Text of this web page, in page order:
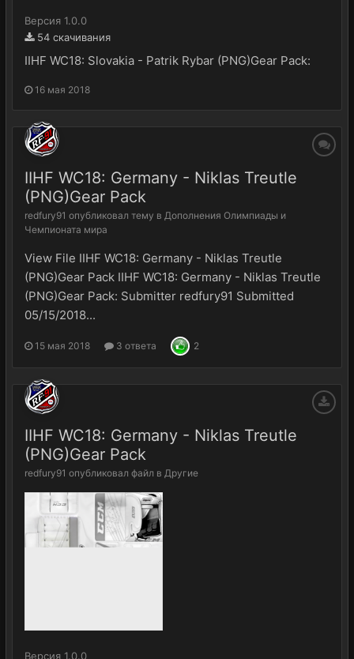
Версия 1.0.0
54 скачивания
IIHF WC18: Slovakia - Patrik Rybar (PNG)Gear Pack:
16 мая 2018
IIHF WC18: Germany - Niklas Treutle
(PNG)Gear Pack
redfury91 опубликовал тему в Дополнения Олимпиады и
Чемпионата мира
View File IIHF WC18: Germany - Niklas Treutle
(PNG)Gear Pack IIHF WC18: Germany - Niklas Treutle
(PNG)Gear Pack: Submitter redfury91 Submitted
05/15/2018...
15 мая 2018 3 ответа 2
IIHF WC18: Germany - Niklas Treutle
(PNG)Gear Pack
redfury91 опубликовал файл в Другие
Версия 1.0.0